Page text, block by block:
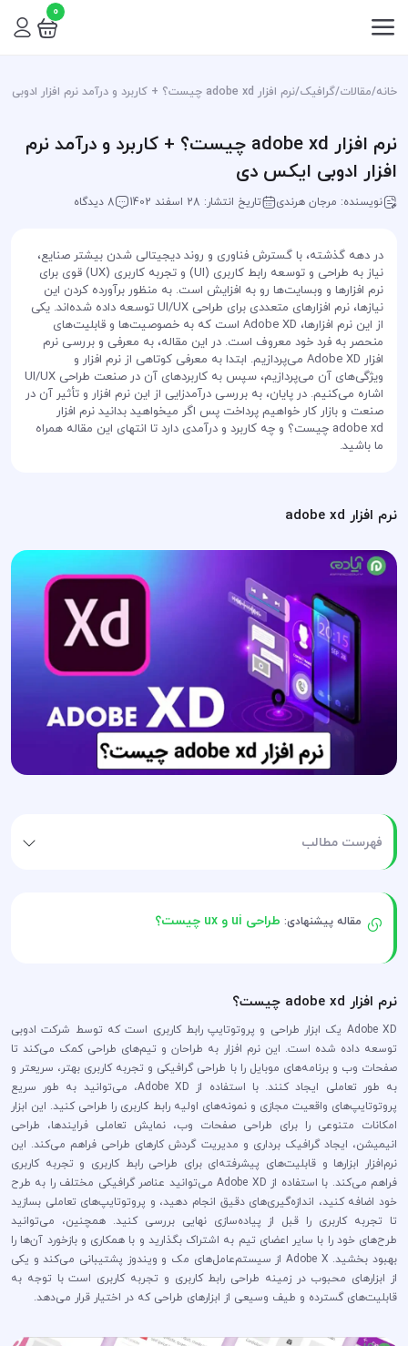
0
خانه/مقالات/گرافیک/نرم افزار adobe xd چیست؟ + کاربرد و درآمد نرم افزار ادوبی ایکس دی
نرم افزار adobe xd چیست؟ + کاربرد و درآمد نرم
افزار ادوبی ایکس دی
نویسنده: مرجان هرندی تاریخ انتشار: 28 اسفند 1402 8 دیدگاه
در دهه گذشته، با گسترش فناوری و روند دیجیتالی شدن بیشتر صنایع،
نیاز به طراحی و توسعه رابط کاربری (UI) و تجربه کاربری (UX) قوی برای
نرم افزارها و وبسایت‌ها رو به افزایش است. به منظور برآورده کردن این
نیازها، نرم افزارهای متعددی برای طراحی UI/UX توسعه داده شده‌اند. یکی
از این نرم افزارها، Adobe XD است که به خصوصیت‌ها و قابلیت‌های
منحصر به فرد خود معروف است. در این مقاله، به معرفی و بررسی نرم
افزار Adobe XD می‌پردازیم. ابتدا به معرفی کوتاهی از نرم افزار و
ویژگی‌های آن می‌پردازیم، سپس به کاربردهای آن در صنعت طراحی UI/UX
اشاره می‌کنیم. در پایان، به بررسی درآمدزایی از این نرم افزار و تأثیر آن در
صنعت و بازار کار خواهیم پرداخت پس اگر میخواهید بدانید نرم افزار
adobe xd چیست؟ و چه کاربرد و درآمدی دارد تا انتهای این مقاله همراه
ما باشید.
نرم افزار adobe xd
فهرست مطالب
مقاله پیشنهادی: طراحی ui و ux چیست؟
نرم افزار adobe xd چیست؟
Adobe XD یک ابزار طراحی و پروتوتایپ رابط کاربری است که توسط شرکت ادوبی
توسعه داده شده است. این نرم افزار به طراحان و تیم‌های طراحی کمک می‌کند تا
صفحات وب و برنامه‌های موبایل را با طراحی گرافیکی و تجربه کاربری بهتر، سریعتر و
به طور تعاملی ایجاد کنند. با استفاده از Adobe XD، می‌توانید به طور سریع
پروتوتایپ‌های واقعیت مجازی و نمونه‌های اولیه رابط کاربری را طراحی کنید. این ابزار
امکانات متنوعی را برای طراحی صفحات وب، نمایش تعاملی فرایندها، طراحی
انیمیشن، ایجاد گرافیک برداری و مدیریت گردش کارهای طراحی فراهم می‌کند. این
نرم‌افزار ابزارها و قابلیت‌های پیشرفته‌ای برای طراحی رابط کاربری و تجربه کاربری
فراهم می‌کند. با استفاده از Adobe XD می‌توانید عناصر گرافیکی مختلف را به طرح
خود اضافه کنید، اندازه‌گیری‌های دقیق انجام دهید، و پروتوتایپ‌های تعاملی بسازید
تا تجربه کاربری را قبل از پیاده‌سازی نهایی بررسی کنید. همچنین، می‌توانید
طرح‌های خود را با سایر اعضای تیم به اشتراک بگذارید و با همکاری و بازخورد آن‌ها را
بهبود بخشید. Adobe X از سیستم‌عامل‌های مک و ویندوز پشتیبانی می‌کند و یکی
از ابزارهای محبوب در زمینه طراحی رابط کاربری و تجربه کاربری است با توجه به
قابلیت‌های گسترده و طیف وسیعی از ابزارهای طراحی که در اختیار قرار می‌دهد.